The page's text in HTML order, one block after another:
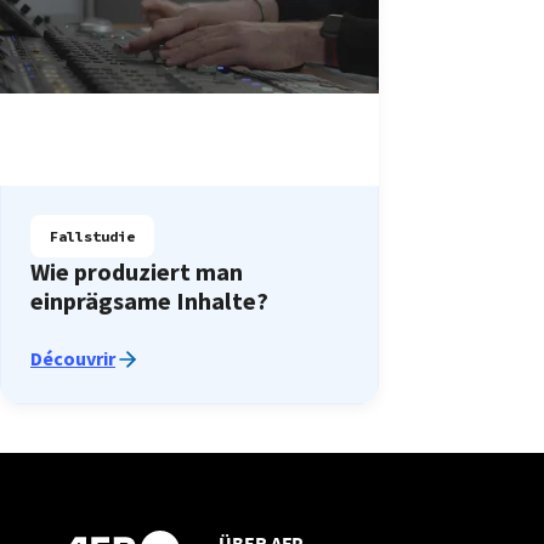
Fallstudie
Wie produziert man
einprägsame Inhalte?
Découvrir